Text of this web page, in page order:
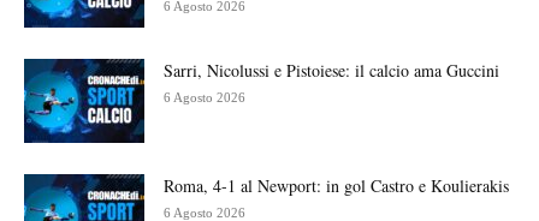
6 Agosto 2026
Sarri, Nicolussi e Pistoiese: il calcio ama Guccini
6 Agosto 2026
Roma, 4-1 al Newport: in gol Castro e Koulierakis
6 Agosto 2026